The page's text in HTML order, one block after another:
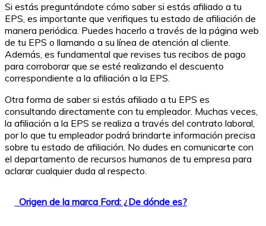
Si estás preguntándote cómo saber si estás afiliado a tu
EPS, es importante que verifiques tu estado de afiliación de
manera periódica. Puedes hacerlo a través de la página web
de tu EPS o llamando a su línea de atención al cliente.
Además, es fundamental que revises tus recibos de pago
para corroborar que se esté realizando el descuento
correspondiente a la afiliación a la EPS.
Otra forma de saber si estás afiliado a tu EPS es
consultando directamente con tu empleador. Muchas veces,
la afiliación a la EPS se realiza a través del contrato laboral,
por lo que tu empleador podrá brindarte información precisa
sobre tu estado de afiliación. No dudes en comunicarte con
el departamento de recursos humanos de tu empresa para
aclarar cualquier duda al respecto.
Origen de la marca Ford: ¿De dónde es?